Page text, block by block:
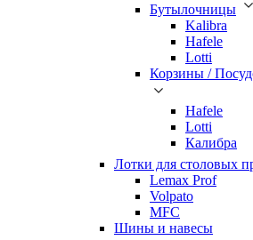
Бутылочницы
Kalibra
Hafele
Lotti
Корзины /
Hafele
Lotti
Калибра
Лотки для столовых
Lemax Prof
Volpato
MFC
Шины и навесы